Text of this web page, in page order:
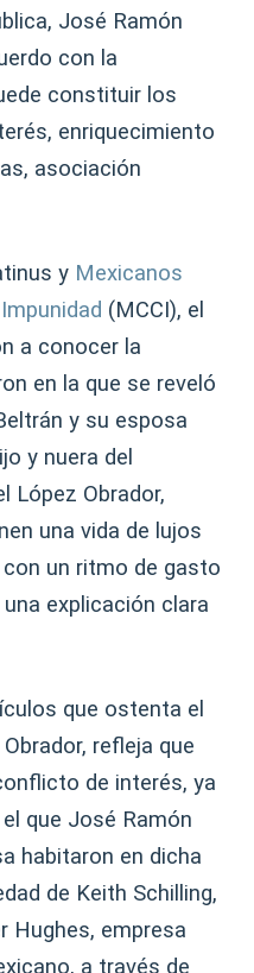
José Ramón
con la
constituir los
enriquecimiento
asociación
y Mexicanos
(MCCI), el
a conocer la
en la que se reveló
y su esposa
y nuera del
López Obrador,
una vida de lujos
un ritmo de gasto
explicación clara
que ostenta el
refleja que
de interés, ya
que José Ramón
habitaron en dicha
de Keith Schilling,
Hughes, empresa
a través de